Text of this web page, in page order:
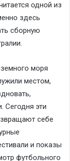
одной из
здесь
сборную
моря
местом,
Сегодня эти
себе
и показы
футбольного